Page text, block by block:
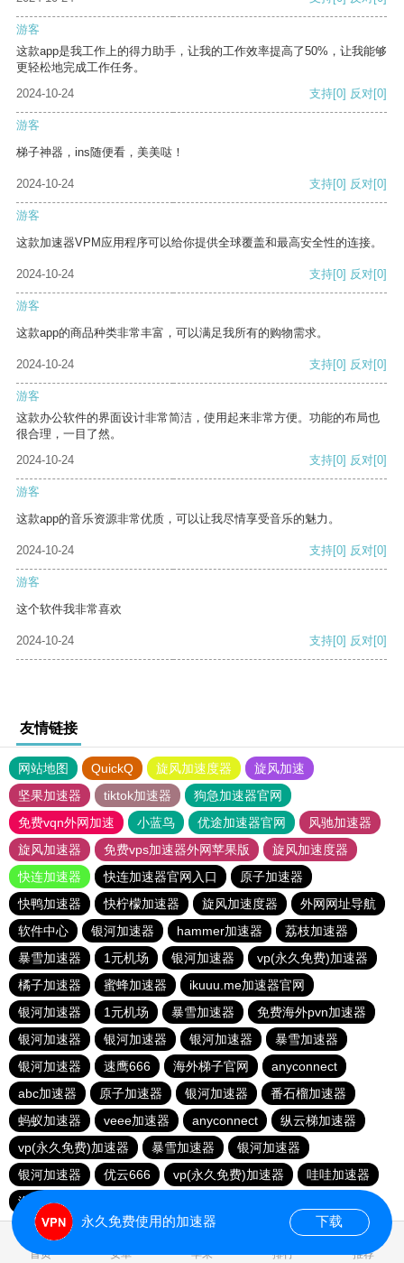
游客
这款app是我工作上的得力助手，让我的工作效率提高了50%，让我能够
更轻松地完成工作任务。
2024-10-24
支持[0] 反对[0]
游客
梯子神器，ins随便看，美美哒！
2024-10-24 支持[0] 反对[0]
游客
这款加速器VPM应用程序可以给你提供全球覆盖和最高安全性的连接。
2024-10-24 支持[0] 反对[0]
游客
这款app的商品种类非常丰富，可以满足我所有的购物需求。
2024-10-24 支持[0] 反对[0]
游客
这款办公软件的界面设计非常简洁，使用起来非常方便。功能的布局也
很合理，一目了然。
2024-10-24
支持[0] 反对[0]
游客
这款app的音乐资源非常优质，可以让我尽情享受音乐的魅力。
2024-10-24 支持[0] 反对[0]
游客
这个软件我非常喜欢
2024-10-24 支持[0] 反对[0]
友情链接
网站地图 QuickQ 旋风加速度器
旋风加速
坚果加速器
tiktok加速器
狗急加速器官网
免费vqn外网加速
小蓝鸟 优途加速器官网
风驰加速器
旋风加速器
免费vps加速器外网苹果版
旋风加速度器
快连加速器
快连加速器官网入口
原子加速器
快鸭加速器
快柠檬加速器 旋风加速度器
外网网址导航
软件中心
银河加速器 hammer加速器
荔枝加速器
暴雪加速器
1元机场 银河加速器
vp(永久免费)加速器
橘子加速器
蜜蜂加速器
ikuuu.me加速器官网
银河加速器
1元机场 暴雪加速器
免费海外pvn加速器
银河加速器
银河加速器 银河加速器
暴雪加速器
银河加速器
速鹰666 海外梯子官网
anyconnect
abc加速器
原子加速器 银河加速器
番石榴加速器
蚂蚁加速器
veee加速器 anyconnect
纵云梯加速器
vp(永久免费)加速器
暴雪加速器
银河加速器
银河加速器
优云666 vp(永久免费)加速器
哇哇加速器
海鸥加速器
首页 安卓 苹果 排行 推荐
永久免费使用的加速器 下载
0.315658s